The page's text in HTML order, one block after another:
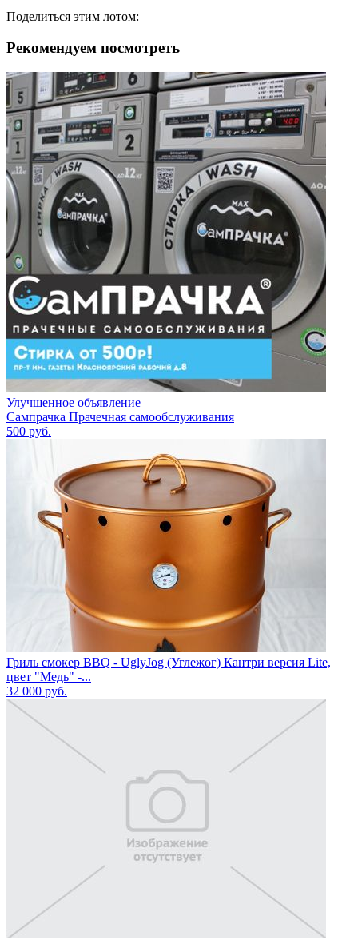
Поделиться этим лотом:
Рекомендуем посмотреть
Улучшенное объявление
Сампрачка Прачечная самообслуживания
500 руб.
Гриль смокер BBQ - UglyJog (Углежог) Кантри версия Lite,
цвет "Медь" -...
32 000 руб.